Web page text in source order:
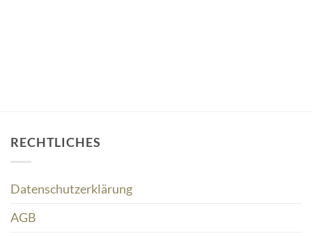
RECHTLICHES
Datenschutzerklärung
AGB